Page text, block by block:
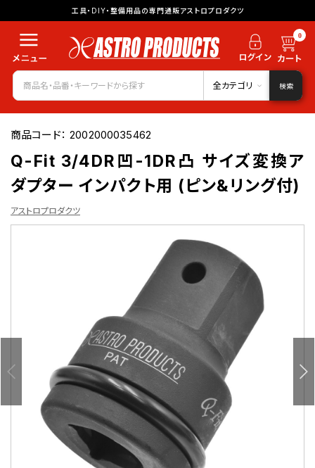
工具・DIY・整備用品の専門通販アストロプロダクツ
0
全カテゴリ 検索
商品コード：2002000035462
Q-Fit 3/4DR凹-1DR凸 サイズ変換ア
ダプター インパクト用 (ピン&リング付)
アストロプロダクツ